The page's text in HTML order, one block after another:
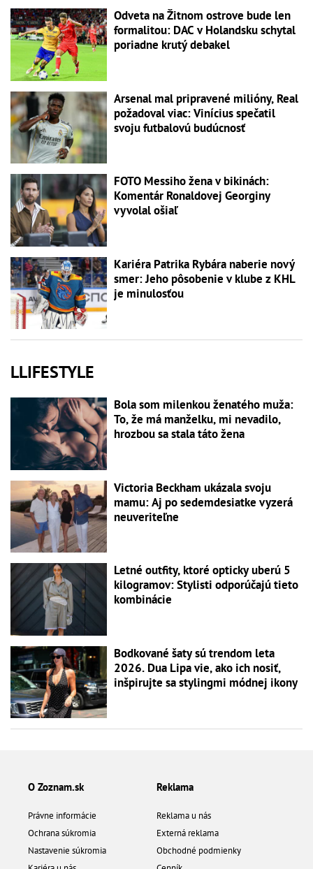
Odveta na Žitnom ostrove bude len
formalitou: DAC v Holandsku schytal
poriadne krutý debakel
Arsenal mal pripravené milióny, Real
požadoval viac: Vinícius spečatil
svoju futbalovú budúcnosť
FOTO Messiho žena v bikinách:
Komentár Ronaldovej Georginy
vyvolal ošiaľ
Kariéra Patrika Rybára naberie nový
smer: Jeho pôsobenie v klube z KHL
je minulosťou
LLIFESTYLE
Bola som milenkou ženatého muža:
To, že má manželku, mi nevadilo,
hrozbou sa stala táto žena
Victoria Beckham ukázala svoju
mamu: Aj po sedemdesiatke vyzerá
neuveriteľne
Letné outfity, ktoré opticky uberú 5
kilogramov: Stylisti odporúčajú tieto
kombinácie
Bodkované šaty sú trendom leta
2026. Dua Lipa vie, ako ich nosiť,
inšpirujte sa stylingmi módnej ikony
O Zoznam.sk
Právne informácie
Ochrana súkromia
Nastavenie súkromia
Reklama
Reklama u nás
Externá reklama
Obchodné podmienky